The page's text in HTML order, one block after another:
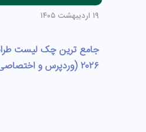
۱۹ اردیبهشت ۱۴۰۵
جامع ترین چک لیست
۲۰۲۶ (وردپرس و اختصاصی)